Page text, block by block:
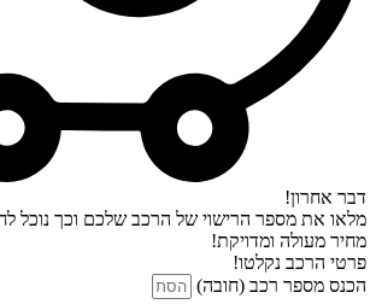
דבר אחרון!
מלאו את מספר הרישוי של הרכב שלכם וכך נוכל
מחיר מעולה ומדויקת!
פרטי הרכב נקלטו!
הכנס מספר רכב (חובה)